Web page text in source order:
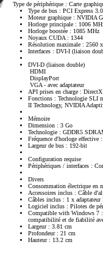
Type de périphérique : Carte
Type de bus : PCI Express
Moteur graphique : NVIDIA
Horloge principale : 1006
Horloge boostée : 1085 MHz
Noyaux CUDA : 1344
Résolution maximale : 2560
Interfaces : DVI-I (liaison
DVI-D (liaison double)
HDMI
DisplayPort
VGA - avec adaptateur
API prises en charge :
Fonctions : Technologie SLI
II Technology, NVIDIA
Mémoire
Dimension : 3 Go
Technologie : GDDR5
Fréquence d'horloge effective
Largeur de bus : 192-bit
Configuration requise
Périphériques / interfaces :
Divers
Consommation électrique en
Accessoires inclus : Câble
Câbles inclus : 1 x
Logiciel inclus : Pilotes de
Compatible with Windows 7
compatibilité et de fiabilité
Largeur : 3.81 cm
Profondeur : 21 cm
Hauteur : 13.2 cm